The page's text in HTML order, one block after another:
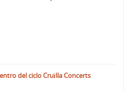
del ciclo Cruïlla Concerts